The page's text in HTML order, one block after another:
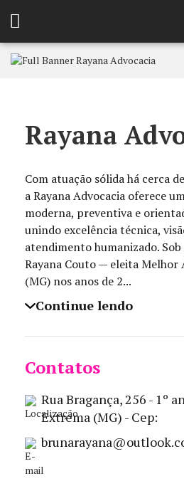
Rayana
Com atuação sólida há cerca
a Rayana Advocacia oferece
moderna, preventiva e
unindo excelência técnica,
atendimento humanizado.
Rayana Couto — eleita Melhor
(MG) nos anos de 2...
Continue lendo
Contatos
Rua Bragança, 256 - 1º
Extrema (MG) - Cep: